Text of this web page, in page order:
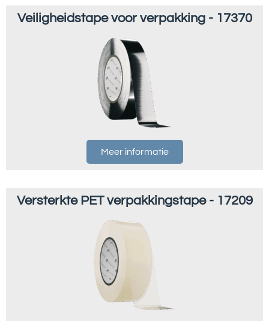
Veiligheidstape voor verpakking - 17370
Meer informatie
Versterkte PET verpakkingstape - 17209